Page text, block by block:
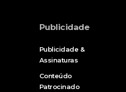
Publicidade
Publicidade &
Assinaturas
Conteúdo
Patrocinado